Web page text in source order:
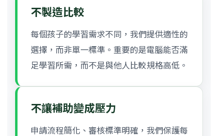
不製造比較
每個孩子的學習需求不同，我們提供適性的
選擇，而非單一標準。重要的是電腦能否滿
足學習所需，而不是與他人比較規格高低。
不讓補助變成壓力
申請流程簡化、審核標準明確，我們保護每